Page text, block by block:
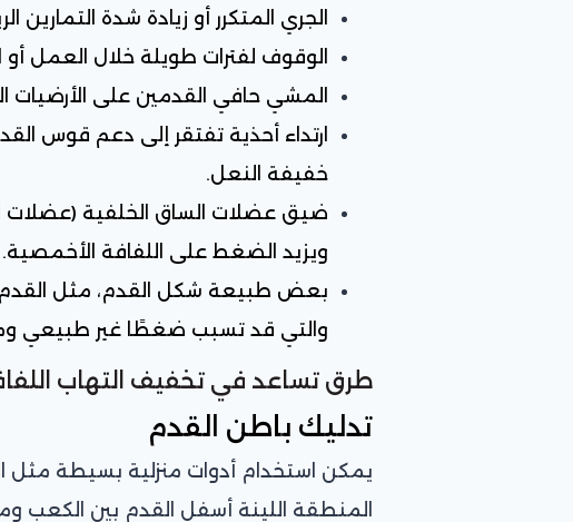
الجري المتكرر أو زيادة شدة
الوقوف لفترات طويلة خلال العمل أو
المشي حافي القدمين على الأرضيات
ارتداء أحذية تفتقر إلى دعم قوس
خفيفة النعل.
ضيق عضلات الساق الخلفية (عضلات
ويزيد الضغط على اللفافة الأخمصية.
بعض طبيعة شكل القدم، مثل القدم
والتي قد تسبب ضغطًا غير طبيعي
طرق تساعد في تخفيف التهاب
تدليك باطن القدم
يمكن استخدام أدوات منزلية بسيطة مثل
المنطقة اللينة أسفل القدم بين الكعب